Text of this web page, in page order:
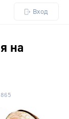
Вход
на
865